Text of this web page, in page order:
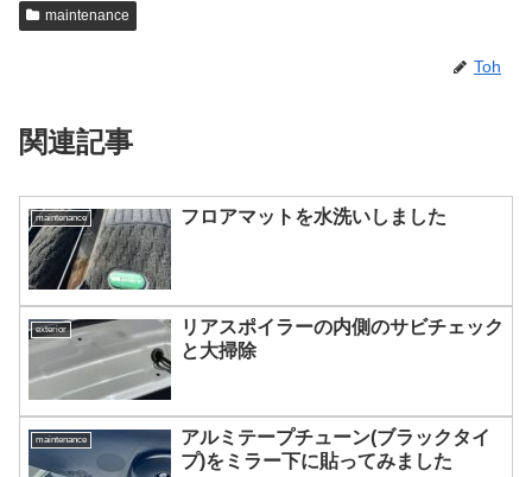
maintenance
Toh
関連記事
maintenance フロアマットを水洗いしました
exterior
リアスポイラーの内側のサビチェック
と大掃除
maintenance
アルミテープチューン(ブラックタイ
プ)をミラー下に貼ってみました